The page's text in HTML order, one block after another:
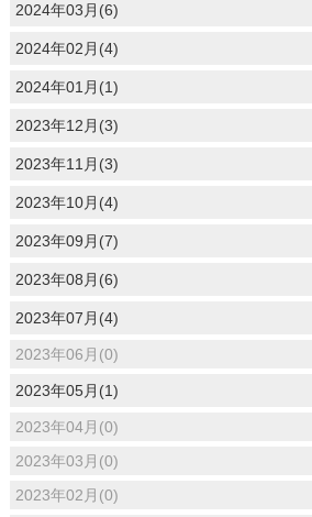
2024年03月(6)
2024年02月(4)
2024年01月(1)
2023年12月(3)
2023年11月(3)
2023年10月(4)
2023年09月(7)
2023年08月(6)
2023年07月(4)
2023年06月(0)
2023年05月(1)
2023年04月(0)
2023年03月(0)
2023年02月(0)